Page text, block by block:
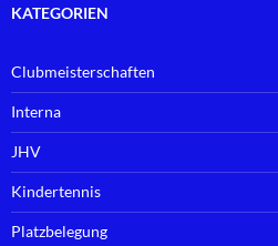
KATEGORIEN
Clubmeisterschaften
Interna
JHV
Kindertennis
Platzbelegung